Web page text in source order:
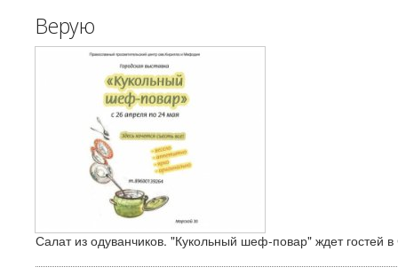
Верую
Салат из одуванчиков. "Кукольный шеф-повар" ждет гостей